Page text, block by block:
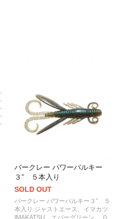
バークレー パワーバルキー
３” ５本入り
SOLD OUT
バークレー パワーバルキー３” ５
本入り ジャストエース、イマカツ
IMAKATSU、エバーグリーン 、Ｏ